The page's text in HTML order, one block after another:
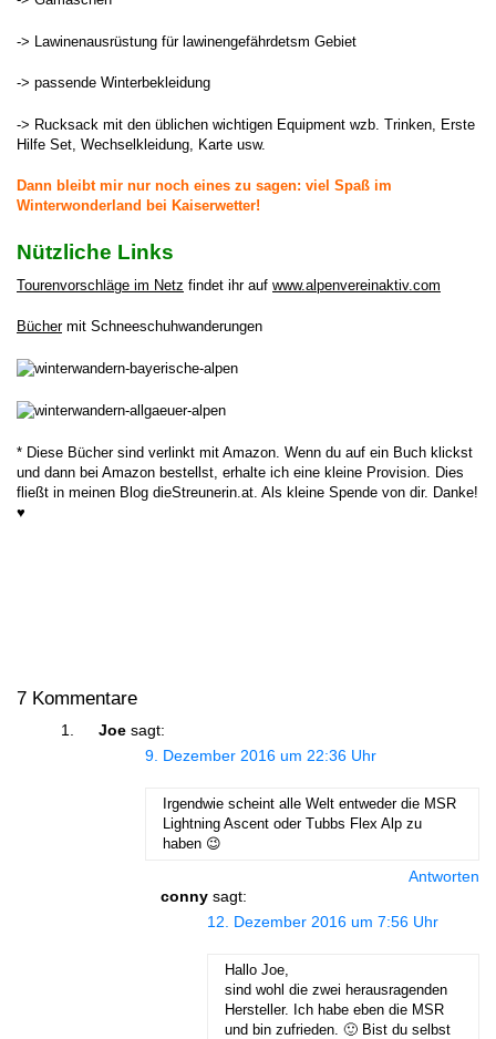
-> Lawinenausrüstung für lawinengefährdetsm Gebiet
-> passende Winterbekleidung
-> Rucksack mit den üblichen wichtigen Equipment wzb. Trinken, Erste
Hilfe Set, Wechselkleidung, Karte usw.
Dann bleibt mir nur noch eines zu sagen: viel Spaß im
Winterwonderland bei Kaiserwetter!
Nützliche Links
Tourenvorschläge im Netz findet ihr auf www.alpenvereinaktiv.com
Büchermit Schneeschuhwanderungen
* Diese Bücher sind verlinkt mit Amazon. Wenn du auf ein Buch klickst
und dann bei Amazon bestellst, erhalte ich eine kleine Provision. Dies
fließt in meinen Blog dieStreunerin.at. Als kleine Spende von dir. Danke!
♥
7 Kommentare
Joe sagt:
9. Dezember 2016 um 22:36 Uhr
Irgendwie scheint alle Welt entweder die MSR
Lightning Ascent oder Tubbs Flex Alp zu
haben 😉
Antworten
conny sagt:
12. Dezember 2016 um 7:56 Uhr
Hallo Joe,
sind wohl die zwei herausragenden
Hersteller. Ich habe eben die MSR
und bin zufrieden. 🙂 Bist du selbst